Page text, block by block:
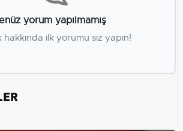
yorum yapılmamış
hakkında ilk yorumu siz yapın!